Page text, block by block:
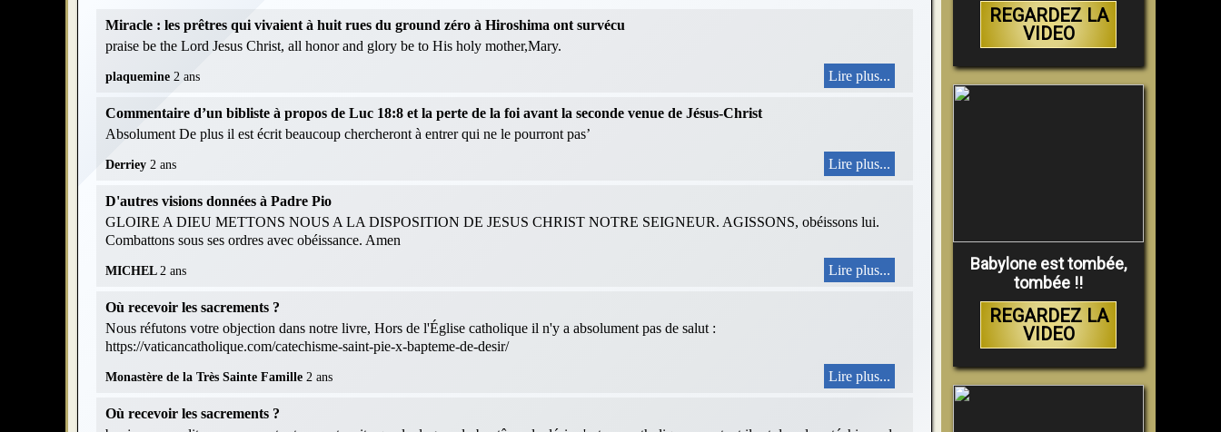
Miracle : les prêtres qui vivaient à huit rues du ground zéro à Hiroshima ont survécu
praise be the Lord Jesus Christ, all honor and glory be to His holy mother,Mary.
plaquemine 2 ans Lire plus...
Commentaire d’un bibliste à propos de Luc 18:8 et la perte de la foi avant la seconde venue de Jésus-Christ
Absolument De plus il est écrit beaucoup chercheront à entrer qui ne le pourront pas’
Derriey 2 ans Lire plus...
D'autres visions données à Padre Pio
GLOIRE A DIEU METTONS NOUS A LA DISPOSITION DE JESUS CHRIST NOTRE SEIGNEUR. AGISSONS, obéissons lui.
Combattons sous ses ordres avec obéissance. Amen
MICHEL 2 ans Lire plus...
Où recevoir les sacrements ?
Nous réfutons votre objection dans notre livre, Hors de l'Église catholique il n'y a absolument pas de salut :
https://vaticancatholique.com/catechisme-saint-pie-x-bapteme-de-desir/
Monastère de la Très Sainte Famille 2 ans Lire plus...
Où recevoir les sacrements ?
REGARDEZ LA
VIDEO
Babylone est tombée,
tombée !!
REGARDEZ LA
VIDEO